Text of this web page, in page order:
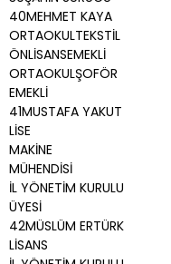
40MEHMET KAYA
ORTAOKULTEKSTİL
ÖNLİSANSEMEKLİ
ORTAOKULŞOFÖR
EMEKLİ
41MUSTAFA YAKUT
LİSE
MAKİNE
MÜHENDİSİ
İL YÖNETİM KURULU
ÜYESİ
42MÜSLÜM ERTÜRK
LİSANS